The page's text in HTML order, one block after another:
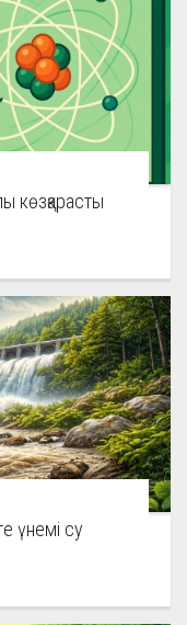
көзқарасты
үнемі су